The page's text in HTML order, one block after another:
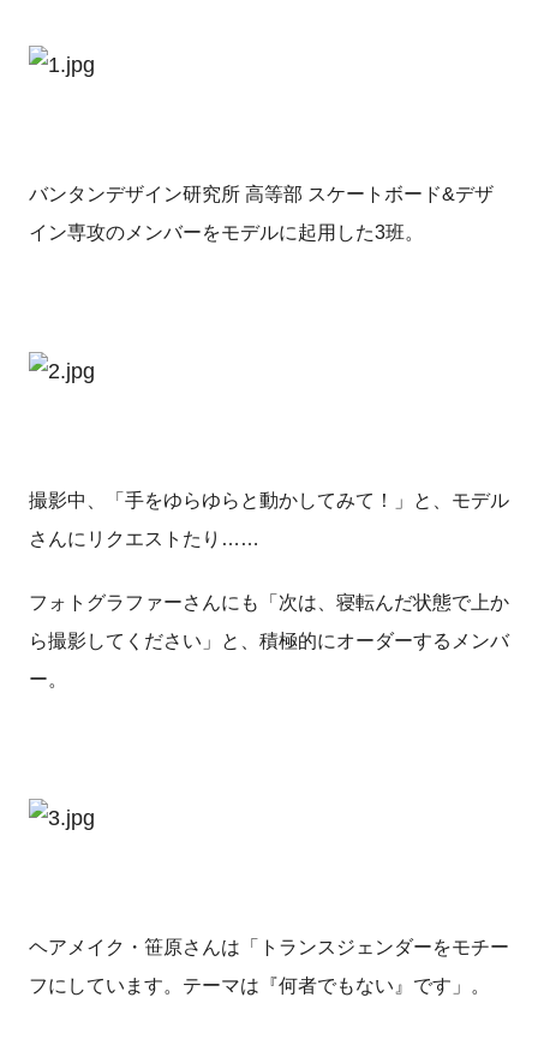
バンタンデザイン研究所 高等部 スケートボード&デザ
イン専攻のメンバーをモデルに起用した3班。
撮影中、「手をゆらゆらと動かしてみて！」と、モデル
さんにリクエストたり……
フォトグラファーさんにも「次は、寝転んだ状態で上か
ら撮影してください」と、積極的にオーダーするメンバ
ー。
ヘアメイク・笹原さんは「トランスジェンダーをモチー
フにしています。テーマは『何者でもない』です」。